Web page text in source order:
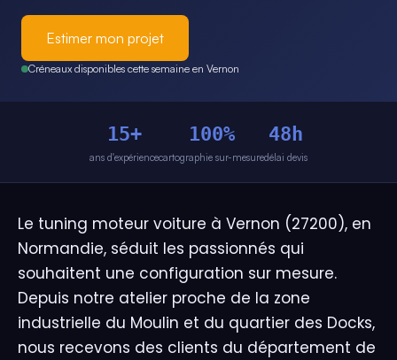
Estimer mon projet
Créneaux disponibles cette semaine en Vernon
15+
ans d'expérience
100%
cartographie sur-mesure
48h
délai devis
Le tuning moteur voiture à Vernon (27200), en
Normandie, séduit les passionnés qui
souhaitent une configuration sur mesure.
Depuis notre atelier proche de la zone
industrielle du Moulin et du quartier des Docks,
nous recevons des clients du département de